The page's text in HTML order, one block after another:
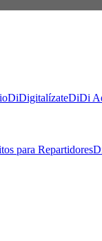
DiDigitalízateDiDi
para Repartidores